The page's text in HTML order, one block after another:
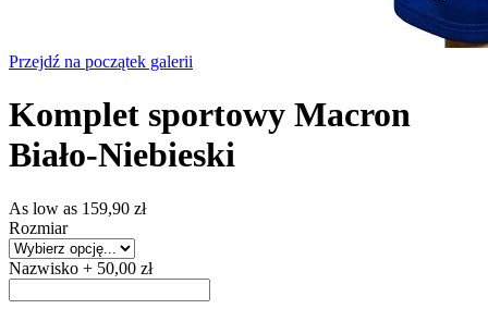
Przejdź na początek galerii
Komplet sportowy Macron
Biało-Niebieski
As low as 159,90 zł
Rozmiar
Nazwisko + 50,00 zł